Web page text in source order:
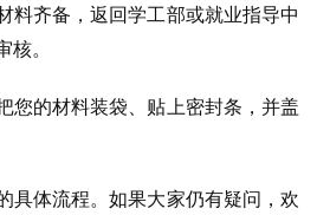
料齐备，返回学工部或就业指导中
核。
您的材料装袋、贴上密封条，并盖
具体流程。如果大家仍有疑问，欢